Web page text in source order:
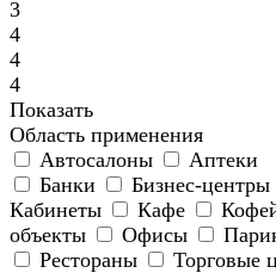
3
4
4
4
Показать
Область применения
Автосалоны
Аптеки
Банки
Бизнес-центры
Кабинеты
Кафе
объекты
Офисы
Рестораны
Торговые